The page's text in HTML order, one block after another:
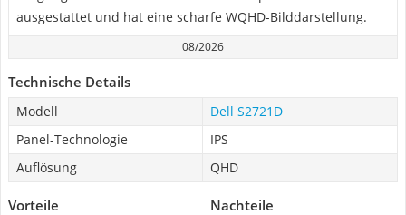
ausgestattet und hat eine scharfe WQHD-Bilddarstellung.
08/2026
Technische Details
Modell
Dell S2721D
Panel-Technologie
IPS
Auflösung
QHD
Vorteile Nachteile